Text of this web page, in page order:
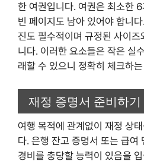
한 여권입니다. 여권은 최소한
빈 페이지도 남아 있어야 합니
진도 필수적이며 규정된 사이
니다. 이러한 요소들은 작은 실
래할 수 있으니 정확히 체크하
재정 증명서 준비하기
여행 목적에 관계없이 재정 상
다. 은행 잔고 증명서 또는 급여
경비를 충당할 능력이 있음을